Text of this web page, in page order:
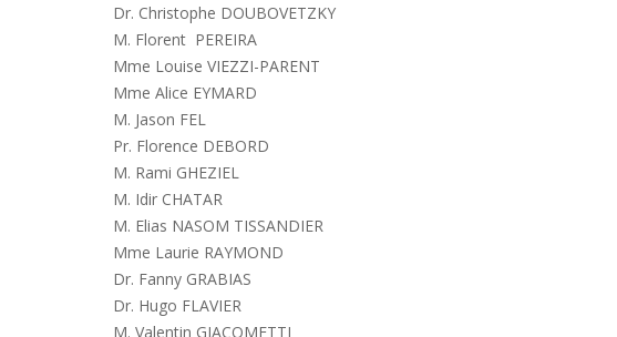
Dr. Christophe DOUBOVETZKY
M. Florent PEREIRA
Mme Louise VIEZZI-PARENT
Mme Alice EYMARD
M. Jason FEL
Pr. Florence DEBORD
M. Rami GHEZIEL
M. Idir CHATAR
M. Elias NASOM TISSANDIER
Mme Laurie RAYMOND
Dr. Fanny GRABIAS
Dr. Hugo FLAVIER
M. Valentin GIACOMETTI